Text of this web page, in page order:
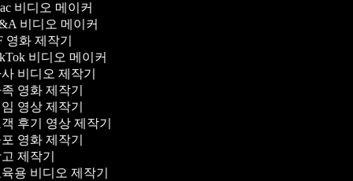
비디오 메이커
비디오 메이커
영화 제작기
비디오 메이커
비디오 제작기
영화 제작기
영상 제작기
후기 영상 제작기
영화 제작기
제작기
용 비디오 제작기